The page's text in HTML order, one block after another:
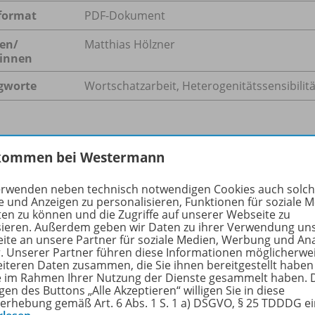
PDF-Dokument
Matthias Hölzner
Wortschatzarbeit,
der Wortschatzkompetenz für die Rezeption
– trotzdem entwickelt sich erst in den letzten
des Deutschunterrichts.
der heterogenen Ausgangslagen der Schülerinnen
ist die adaptive Wortschatzarbeit auf einem
Hilfe, mit der sie miteinander ihre
bei Westermann
neben technisch notwendigen Cookies auch
und Anzeigen zu personalisieren, Funktionen für soziale
zu können und die Zugriffe auf unserer Webseite zu
Außerdem geben wir Daten zu ihrer Verwendung
an unsere Partner für soziale Medien, Werbung und
Unserer Partner führen diese Informationen
Daten zusammen, die Sie ihnen bereitgestellt
im Rahmen Ihrer Nutzung der Dienste gesammelt haben.
des Buttons „Alle Akzeptieren“ willigen Sie in diese
gemäß Art. 6 Abs. 1 S. 1 a) DSGVO, § 25 TDDDG